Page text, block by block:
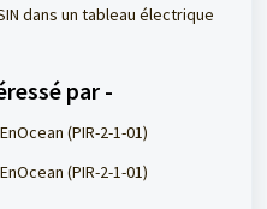
dans un tableau électrique
par -
(PIR-2-1-01)
(PIR-2-1-01)